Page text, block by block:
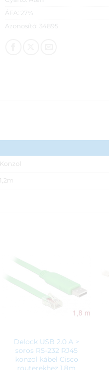
ÁFA: 27%
Azonosító: 34895
Konzol
1,2m
Delock USB 2.0 A >
soros RS-232 RJ45
konzol kábel Cisco
routerekhez 1,8m